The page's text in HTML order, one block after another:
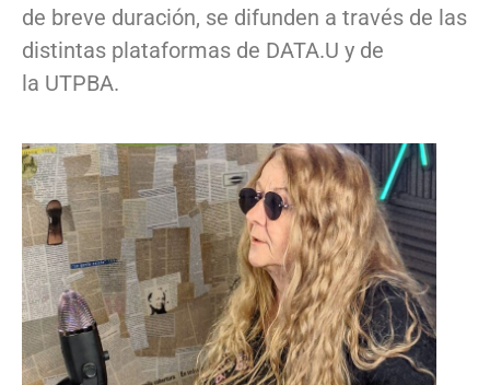
de breve duración, se difunden a través de las
distintas plataformas de DATA.U y de
la UTPBA.